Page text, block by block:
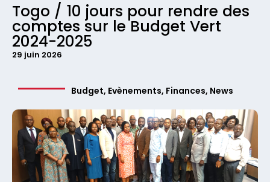
Togo / 10 jours pour rendre des
comptes sur le Budget Vert
2024-2025
29 juin 2026
Budget, Evènements, Finances, News